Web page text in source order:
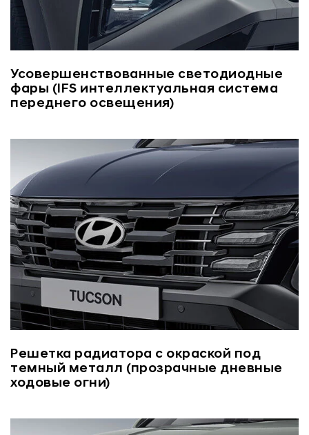
Усовершенствованные светодиодные
фары (IFS интеллектуальная система
переднего освещения)
Решетка радиатора с окраской под
темный металл (прозрачные дневные
ходовые огни)